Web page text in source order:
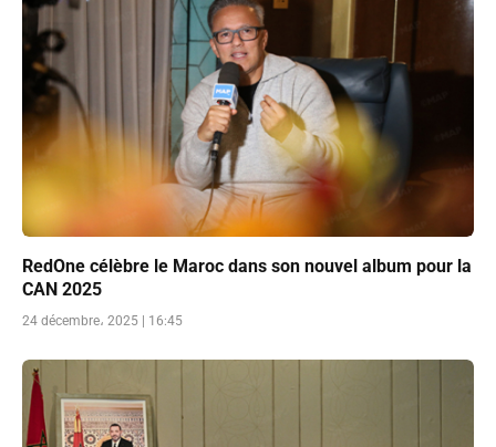
RedOne célèbre le Maroc dans son nouvel album pour la
CAN 2025
24 décembre، 2025 | 16:45